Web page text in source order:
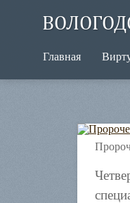
Главная